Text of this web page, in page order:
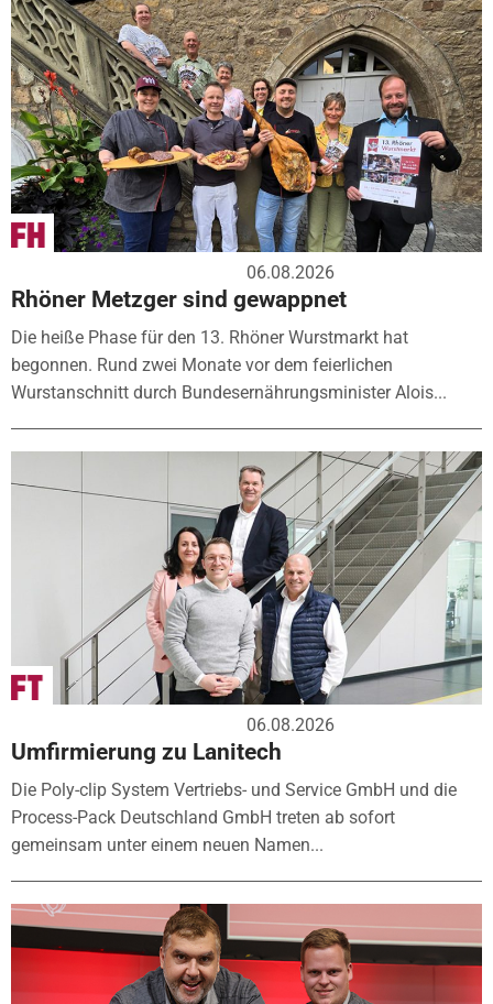
06.08.2026
Rhöner Metzger sind gewappnet
Die heiße Phase für den 13. Rhöner Wurstmarkt hat
begonnen. Rund zwei Monate vor dem feierlichen
Wurstanschnitt durch Bundesernährungsminister Alois...
06.08.2026
Umfirmierung zu Lanitech
Die Poly-clip System Vertriebs- und Service GmbH und die
Process-Pack Deutschland GmbH treten ab sofort
gemeinsam unter einem neuen Namen...